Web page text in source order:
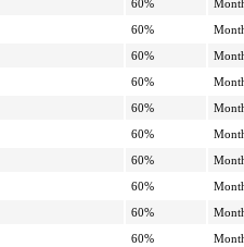
60%
60%
60%
60%
60%
60%
60%
60%
60%
60%